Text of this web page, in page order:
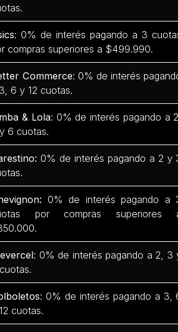
: 0% de interés pagando a 3
compras superiores a $499.990.
Commerce: 0% de interés
6 y 12 cuotas.
& Lola: 0% de interés pagando a
6 cuotas.
0% de interés pagando a 2 y
0% de interés pagando a
por compras superiores
: 0% de interés pagando a 2, 3
: 0% de interés pagando a 3,
cuotas.